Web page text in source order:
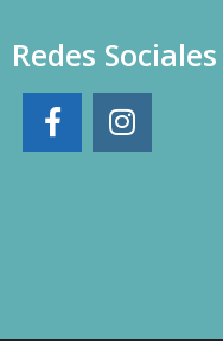
Redes Sociales